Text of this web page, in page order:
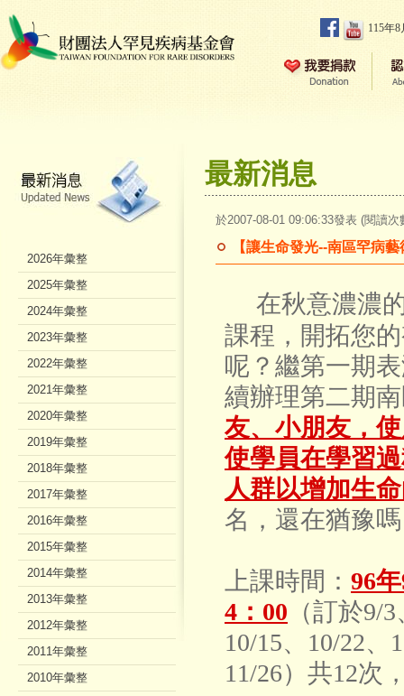
115年
最新消息
於2007-08-01 09:06:33發表 (閱讀次
【讓生命發光--南區罕病
在秋意濃濃
課程，開拓您
呢？繼第一期
續辦理第二期
友、小朋友，
使學員在學習
人群以增加生
名，還在猶豫
上課時間： 96
4：00 （訂於9/
10/15、 10/22、
11/26）共12次
2026年彙整
2025年彙整
2024年彙整
2023年彙整
2022年彙整
2021年彙整
2020年彙整
2019年彙整
2018年彙整
2017年彙整
2016年彙整
2015年彙整
2014年彙整
2013年彙整
2012年彙整
2011年彙整
2010年彙整